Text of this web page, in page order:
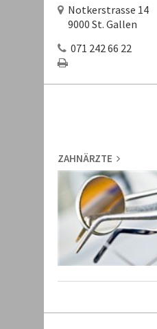
Notkerstrasse 14
9000 St. Gallen
071 242 66 22
ZAHNÄRZTE